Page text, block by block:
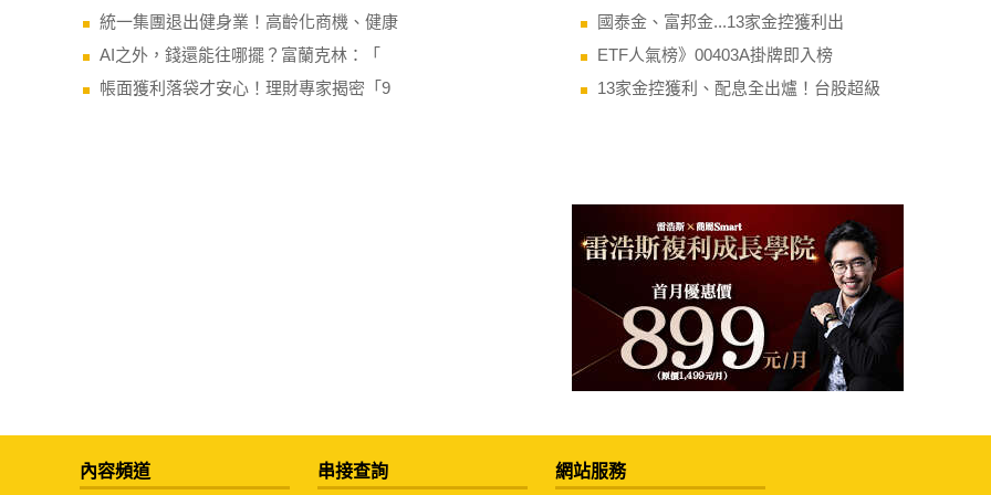
統一集團退出健身業！高齡化商機、健康
AI之外，錢還能往哪擺？富蘭克林：「
帳面獲利落袋才安心！理財專家揭密「9
國泰金、富邦金...13家金控獲利出
ETF人氣榜》00403A掛牌即入榜
13家金控獲利、配息全出爐！台股超級
內容頻道 串接查詢 網站服務